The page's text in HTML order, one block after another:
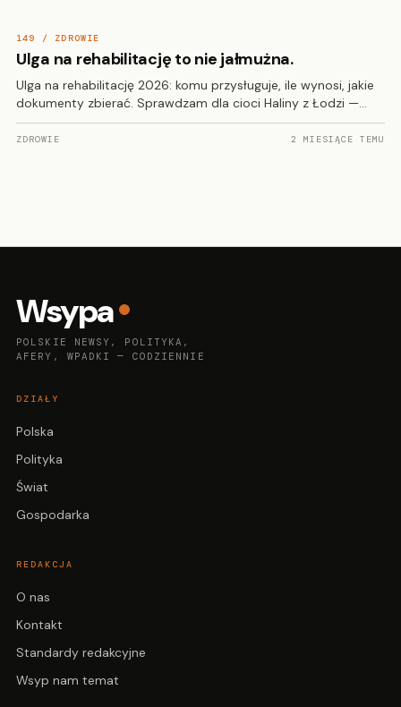
149 / ZDROWIE
Ulga na rehabilitację to nie jałmużna.
Ulga na rehabilitację 2026: komu przysługuje, ile wynosi, jakie
dokumenty zbierać. Sprawdzam dla cioci Haliny z Łodzi —…
ZDROWIE 2 MIESIĄCE TEMU
Wsypa
POLSKIE NEWSY, POLITYKA,
AFERY, WPADKI — CODZIENNIE
DZIAŁY
Polska
Polityka
Świat
Gospodarka
REDAKCJA
O nas
Kontakt
Standardy redakcyjne
Wsyp nam temat